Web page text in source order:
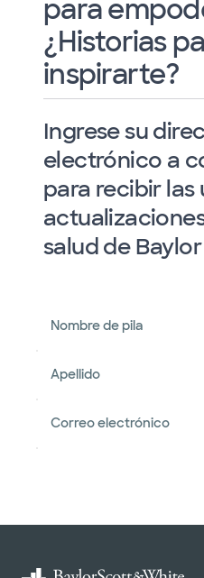
para
¿Historias
inspirarte?
Ingrese su
electrónico a
para recibir las
salud de
Nombre de pila
Apellido
Correo electrónico